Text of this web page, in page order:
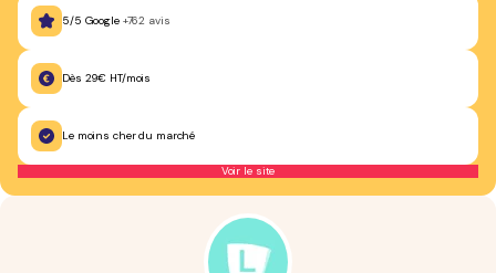
5/5 Google +762 avis
Dès 29€ HT/mois
Le moins cher du marché
Voir le site